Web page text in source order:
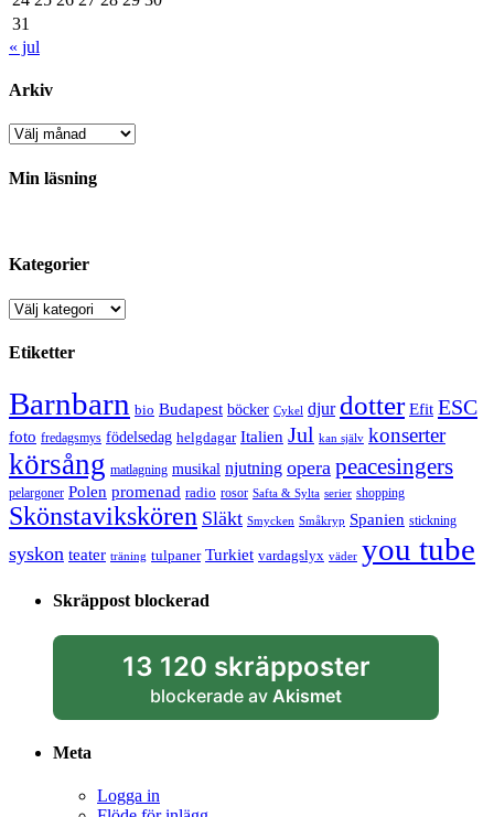
31
« jul
Arkiv
Arkiv
Min läsning
Kategorier
Kategorier
Etiketter
Barnbarn bio Budapest böcker Cykel djur dotter Efit ESC
foto fredagsmys födelsedag helgdagar Italien Jul kan själv konserter
körsång matlagning musikal njutning opera peacesingers
pelargoner Polen promenad radio rosor Safta & Sylta serier shopping
Skönstavikskören Släkt Smycken Småkryp Spanien stickning
syskon teater träning tulpaner Turkiet vardagslyx väder you tube
Skräppost blockerad
13 120 skräpposter
blockerade av Akismet
Meta
Logga in